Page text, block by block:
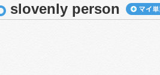
slovenly person